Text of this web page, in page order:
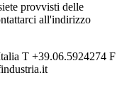
provvisti delle
all'indirizzo
T +39.06.5924274 F